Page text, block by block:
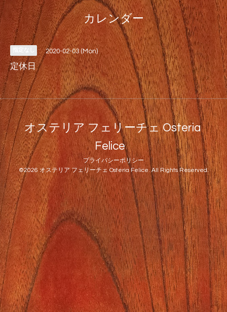
カレンダー
2020-02-03 (Mon)
定休日
オステリア フェリーチェ Osteria
Felice
プライバシーポリシー
©2026オステリア フェリーチェ Osteria Felice. All Rights Reserved.